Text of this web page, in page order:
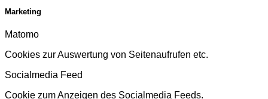
Marketing
Matomo
Cookies zur Auswertung von Seitenaufrufen etc.
Socialmedia Feed
Cookie zum Anzeigen des Socialmedia Feeds.